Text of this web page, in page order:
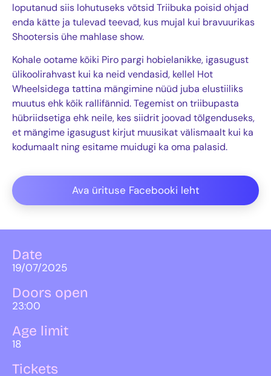
loputanud siis lohutuseks võtsid Triibuka poisid ohjad
enda kätte ja tulevad teevad, kus mujal kui bravuurikas
Shootersis ühe mahlase show.
Kohale ootame kõiki Piro pargi hobielanikke, igasugust
ülikoolirahvast kui ka neid vendasid, kellel Hot
Wheelsidega tattina mängimine nüüd juba elustiiliks
muutus ehk kõik rallifännid. Tegemist on triibupasta
hübriidsetiga ehk neile, kes siidrit joovad tõlgenduseks,
et mängime igasugust kirjut muusikat välismaalt kui ka
kodumaalt ning esitame muidugi ka oma palasid.
Ava ürituse Facebooki leht
Date
19/07/2025
Doors open
23:00
Age limit
18
Tickets